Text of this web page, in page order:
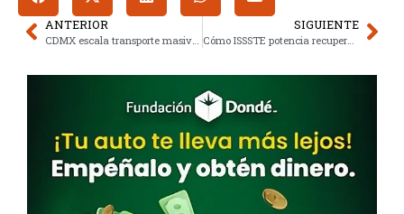
ANTERIOR SIGUIENTE
Cómo ISSSTE potencia recuperación con sala postquirúrgica de élite